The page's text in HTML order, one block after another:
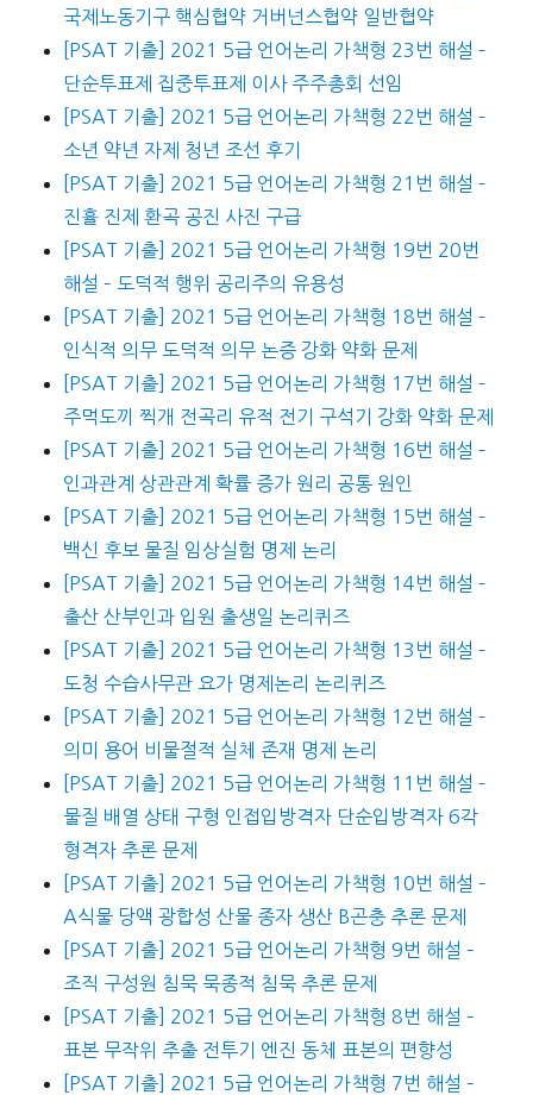
국제노동기구 핵심협약 거버넌스협약 일반협약
[PSAT 기출] 2021 5급 언어논리 가책형 23번 해설 –
단순투표제 집중투표제 이사 주주총회 선임
[PSAT 기출] 2021 5급 언어논리 가책형 22번 해설 –
소년 약년 자제 청년 조선 후기
[PSAT 기출] 2021 5급 언어논리 가책형 21번 해설 –
진휼 진제 환곡 공진 사진 구급
[PSAT 기출] 2021 5급 언어논리 가책형 19번 20번
해설 – 도덕적 행위 공리주의 유용성
[PSAT 기출] 2021 5급 언어논리 가책형 18번 해설 –
인식적 의무 도덕적 의무 논증 강화 약화 문제
[PSAT 기출] 2021 5급 언어논리 가책형 17번 해설 –
주먹도끼 찍개 전곡리 유적 전기 구석기 강화 약화 문제
[PSAT 기출] 2021 5급 언어논리 가책형 16번 해설 –
인과관계 상관관계 확률 증가 원리 공통 원인
[PSAT 기출] 2021 5급 언어논리 가책형 15번 해설 –
백신 후보 물질 임상실험 명제 논리
[PSAT 기출] 2021 5급 언어논리 가책형 14번 해설 –
출산 산부인과 입원 출생일 논리퀴즈
[PSAT 기출] 2021 5급 언어논리 가책형 13번 해설 –
도청 수습사무관 요가 명제논리 논리퀴즈
[PSAT 기출] 2021 5급 언어논리 가책형 12번 해설 –
의미 용어 비물절적 실체 존재 명제 논리
[PSAT 기출] 2021 5급 언어논리 가책형 11번 해설 –
물질 배열 상태 구형 인접입방격자 단순입방격자 6각
형격자 추론 문제
[PSAT 기출] 2021 5급 언어논리 가책형 10번 해설 –
A식물 당액 광합성 산물 종자 생산 B곤충 추론 문제
[PSAT 기출] 2021 5급 언어논리 가책형 9번 해설 –
조직 구성원 침묵 묵종적 침묵 추론 문제
[PSAT 기출] 2021 5급 언어논리 가책형 8번 해설 –
표본 무작위 추출 전투기 엔진 동체 표본의 편향성
[PSAT 기출] 2021 5급 언어논리 가책형 7번 해설 –